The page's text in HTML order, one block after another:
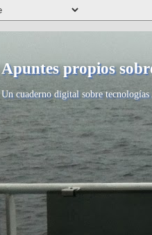
Apuntes propios
Un cuaderno digital sobre